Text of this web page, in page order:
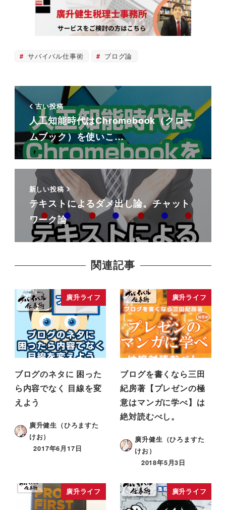
サバイバル仕事術 ブログ論
古い投稿
人工知能時代はChromebook（クロー
ムブック）を使いこ…
新しい投稿
テキストによるダメ出し論。チャット
ワーク論
関連記事
廣升ライフ
ブログのネタに 困った
ら内容でなく 目線を変
えよう
廣升健生（ひろますた
けお）
2017年6月17日
廣升ライフ
ブログを書くなら三田
紀房著【プレゼンの極
意はマンガに学べ】は
絶対読むべし。
廣升健生（ひろますた
けお）
2018年5月3日
廣升ライフ 廣升ライフ